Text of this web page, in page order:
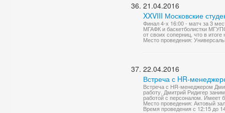
21.04.2016
XXVIII Московские
Финал 4-х 16:00 - матч за 3
МГАФК и баскетболистки
от своих соперниц, что в
Место проведения:
22.04.2016
Встреча с HR-
Встреча с HR-менеджером
работу. Дмитрий Ридигер
работой с персоналом. Имеет
Место проведения: Актовый
Время проведения с 12:15 до